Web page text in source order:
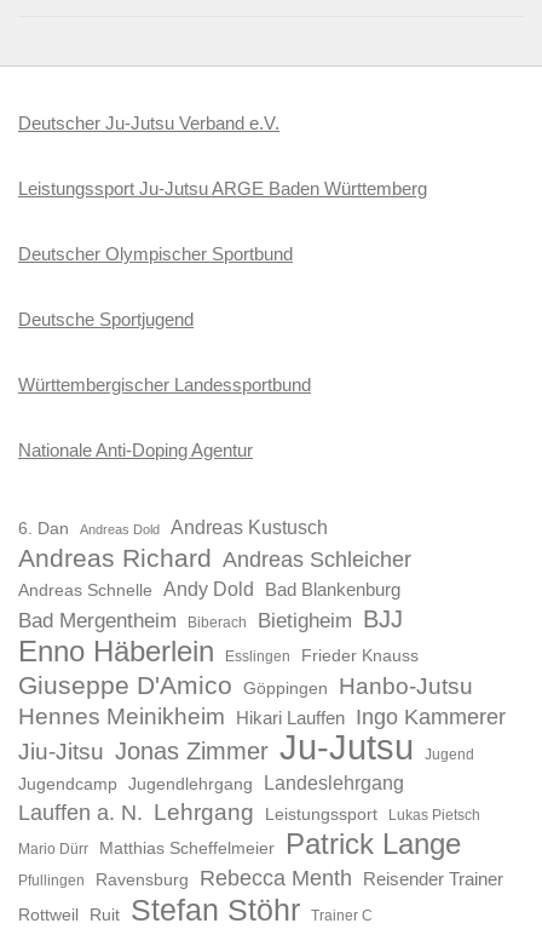
Deutscher Ju-Jutsu Verband e.V.
Leistungssport Ju-Jutsu ARGE Baden Württemberg
Deutscher Olympischer Sportbund
Deutsche Sportjugend
Württembergischer Landessportbund
Nationale Anti-Doping Agentur
6. Dan Andreas Dold Andreas Kustusch
Andreas Richard Andreas Schleicher
Andreas Schnelle Andy Dold Bad Blankenburg
Bad Mergentheim Biberach Bietigheim BJJ
Enno Häberlein Esslingen Frieder Knauss
Giuseppe D'Amico Göppingen
Hanbo-Jutsu
Hennes Meinikheim
Hikari Lauffen Ingo Kammerer
Jiu-Jitsu Jonas Zimmer Ju-Jutsu Jugend
Jugendcamp Jugendlehrgang Landeslehrgang
Lauffen a. N. Lehrgang Leistungssport
Lukas Pietsch
Mario Dürr
Matthias Scheffelmeier Patrick Lange
Pfullingen Ravensburg Rebecca Menth Reisender Trainer
Rottweil Ruit Stefan Stöhr Trainer C